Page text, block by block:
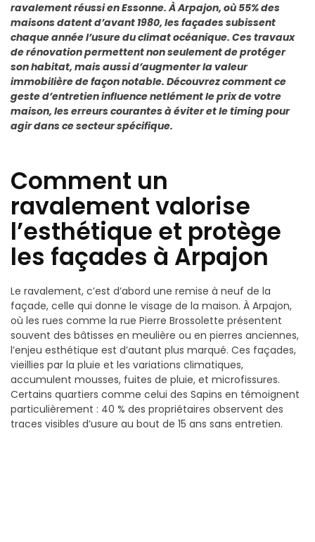
ravalement réussi en Essonne. À Arpajon, où 55% des
maisons datent d’avant 1980, les façades subissent
chaque année l’usure du climat océanique. Ces travaux
de rénovation permettent non seulement de protéger
son habitat, mais aussi d’augmenter la valeur
immobilière de façon notable. Découvrez comment ce
geste d’entretien influence netlément le prix de votre
maison, les erreurs courantes à éviter et le timing pour
agir dans ce secteur spécifique.
Comment un
ravalement valorise
l’esthétique et protège
les façades à Arpajon
Le ravalement, c’est d’abord une remise à neuf de la
façade, celle qui donne le visage de la maison. À Arpajon,
où les rues comme la rue Pierre Brossolette présentent
souvent des bâtisses en meulière ou en pierres anciennes,
l’enjeu esthétique est d’autant plus marqué. Ces façades,
vieillies par la pluie et les variations climatiques,
accumulent mousses, fuites de pluie, et microfissures.
Certains quartiers comme celui des Sapins en témoignent
particulièrement : 40 % des propriétaires observent des
traces visibles d’usure au bout de 15 ans sans entretien.